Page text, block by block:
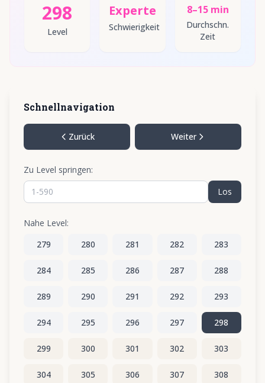
298
Level
Experte
Schwierigkeit
8–15 min
Durchschn.
Zeit
Schnellnavigation
Zurück Weiter
Zu Level springen:
Los
Nahe Level:
279
280 281 282 283
284 285 286 287 288
289 290 291 292 293
294 295 296 297 298
299 300 301 302 303
304 305 306 307 308